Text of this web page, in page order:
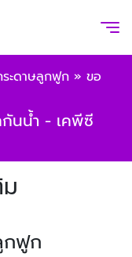
ะดาษลูกฟูก » ขอ
นน้ำ - เคพีซี
กฟูก